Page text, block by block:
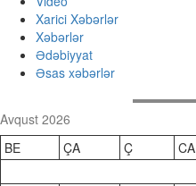
Xarici Xəbərlər
Xəbərlər
Ədəbiyyat
Əsas xəbərlər
Avqust 2026
BE
ÇA Ç CA